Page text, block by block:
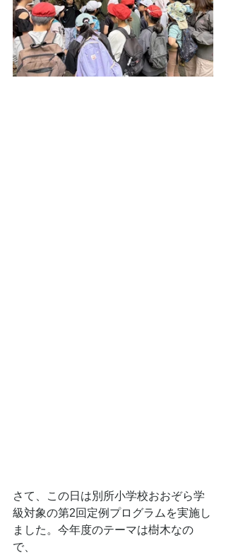
さて、この日は別所小学校おおぞら学
級対象の第2回定例プログラムを実施し
ました。今年度のテーマは樹木なの
で、